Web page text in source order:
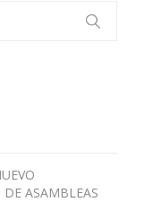
DE ASAMBLEAS